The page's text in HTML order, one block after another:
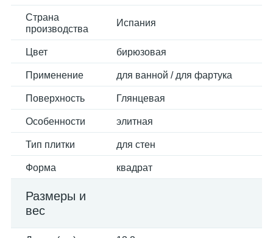
Страна
производства
Испания
Цвет бирюзовая
Применение для ванной / для фартука
Поверхность Глянцевая
Особенности элитная
Тип плитки для стен
Форма квадрат
Размеры и
вес